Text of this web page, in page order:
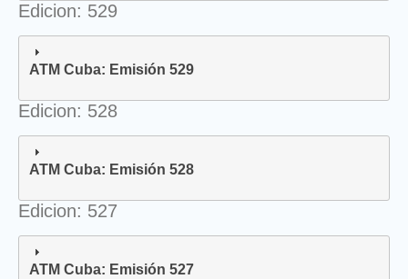
Edicion: 529
ATM Cuba: Emisión 529
Edicion: 528
ATM Cuba: Emisión 528
Edicion: 527
ATM Cuba: Emisión 527